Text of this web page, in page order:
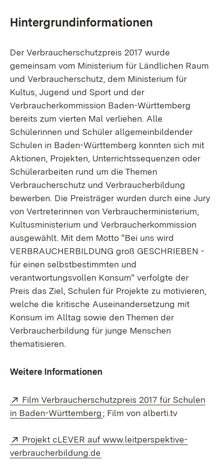
Hintergrundinformationen
Der Verbraucherschutzpreis 2017 wurde
gemeinsam vom Ministerium für Ländlichen Raum
und Verbraucherschutz, dem Ministerium für
Kultus, Jugend und Sport und der
Verbraucherkommission Baden-Württemberg
bereits zum vierten Mal verliehen. Alle
Schülerinnen und Schüler allgemeinbildender
Schulen in Baden-Württemberg konnten sich mit
Aktionen, Projekten, Unterrichtssequenzen oder
Schülerarbeiten rund um die Themen
Verbraucherschutz und Verbraucherbildung
bewerben. Die Preisträger wurden durch eine Jury
von Vertreterinnen von Verbraucherministerium,
Kultusministerium und Verbraucherkommission
ausgewählt. Mit dem Motto "Bei uns wird
VERBRAUCHERBILDUNG groß GESCHRIEBEN -
für einen selbstbestimmten und
verantwortungsvollen Konsum" verfolgte der
Preis das Ziel, Schulen für Projekte zu motivieren,
welche die kritische Auseinandersetzung mit
Konsum im Alltag sowie den Themen der
Verbraucherbildung für junge Menschen
thematisieren.
Weitere Informationen
Extern:
Film Verbraucherschutzpreis 2017 für Schulen
in Baden-Württemberg(Öffnet in neuem Fenster)
; Film von alberti.tv
Extern:
Projekt cLEVER auf www.leitperspektive-
verbraucherbildung.de